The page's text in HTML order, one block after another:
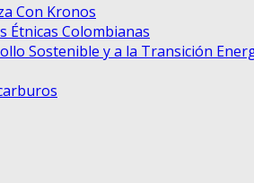
Con Kronos
Étnicas Colombianas
Sostenible y a la Transición